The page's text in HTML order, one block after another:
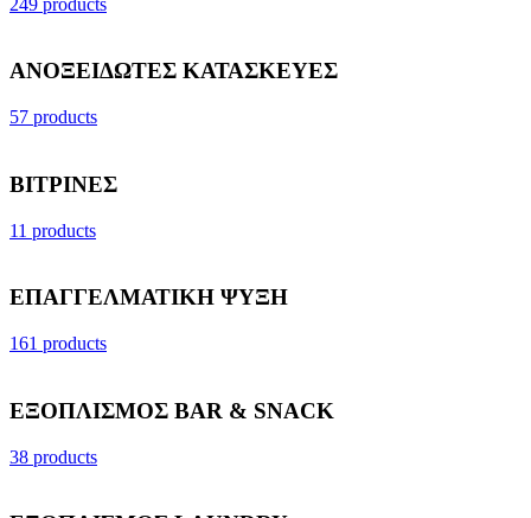
ΑΝΟΞΕΙΔΩΤΕΣ ΚΑΤΑΣΚΕΥΕΣ
57 products
ΒΙΤΡΙΝΕΣ
11 products
ΕΠΑΓΓΕΛΜΑΤΙΚΗ ΨΥΞΗ
161 products
ΕΞΟΠΛΙΣΜΟΣ BAR & SNACK
38 products